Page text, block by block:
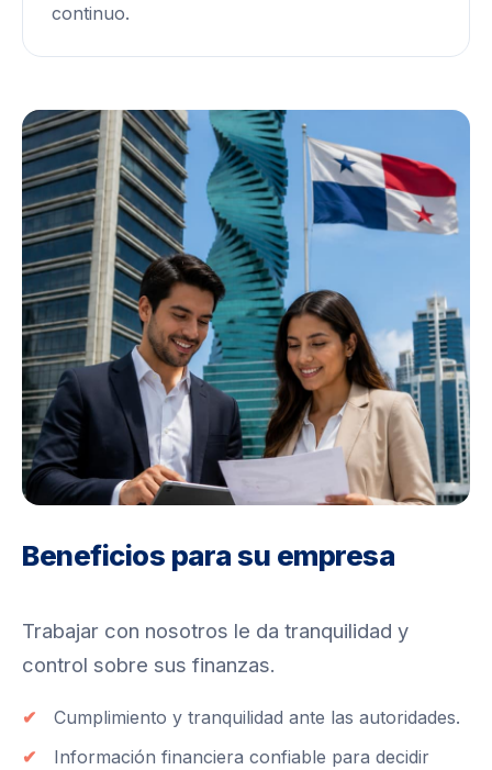
continuo.
Beneficios para su empresa
Trabajar con nosotros le da tranquilidad y
control sobre sus finanzas.
Cumplimiento y tranquilidad ante las autoridades.
Información financiera confiable para decidir